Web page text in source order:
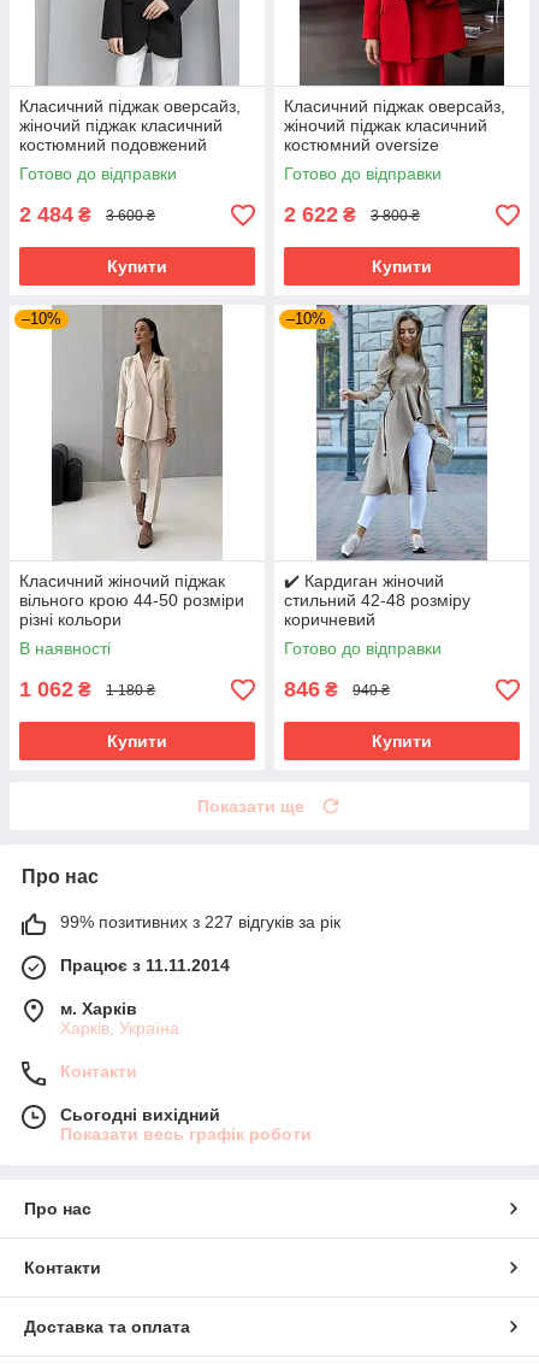
Класичний піджак оверсайз,
жіночий піджак класичний
костюмний подовжений
чорний 40–50 розміри
Готово до відправки
2 484 ₴ 3 600 ₴
Купити
Класичний піджак оверсайз,
жіночий піджак класичний
костюмний oversize
подовжений червоний 40–50
розміри
Готово до відправки
2 622 ₴ 3 800 ₴
Купити
–10%
Класичний жіночий піджак
вільного крою 44-50 розміри
різні кольори
В наявності
1 062 ₴ 1 180 ₴
Купити
–10%
✔️ Кардиган жіночий
стильний 42-48 розміру
коричневий
Готово до відправки
846 ₴ 940 ₴
Купити
Показати ще
Про нас
99% позитивних з 227 відгуків за рік
Працює з 11.11.2014
м. Харків
Харків, Україна
Контакти
Сьогодні вихідний
Показати весь графік роботи
Про нас
Контакти
Доставка та оплата